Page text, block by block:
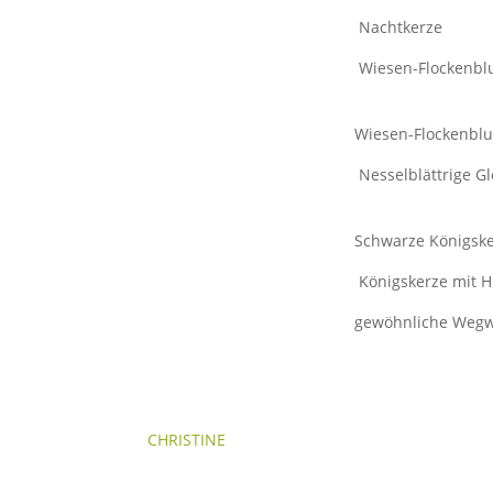
Nachtkerze
Wiesen-
Wiesen-
Nesselblättrige
Schwarze
Königskerze mit
gewöhnliche
CHRISTINE